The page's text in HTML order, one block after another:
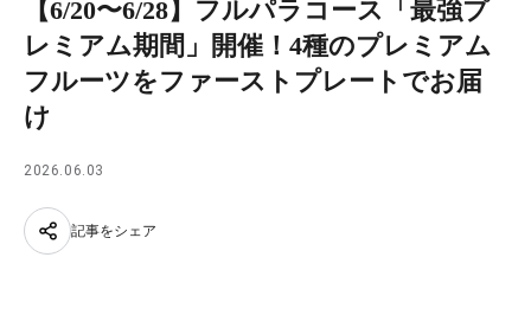
JP
【6/20〜6/28】フルパラコース「最強プ
レミアム期間」開催！4種のプレミアム
フルーツをファーストプレートでお届
け
2026.06.03
記事をシェア